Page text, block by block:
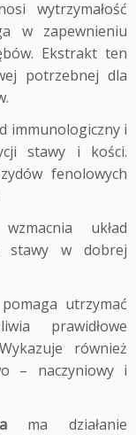
wytrzymałość
w zapewnieniu
Ekstrakt ten
potrzebnej dla
immunologiczny i
stawy i kości.
fenolowych
wzmacnia układ
stawy w dobrej
pomaga utrzymać
prawidłowe
również
– naczyniowy i
ma działanie